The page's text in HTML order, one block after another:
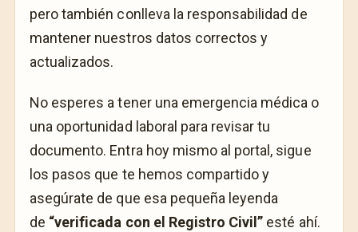
pero también conlleva la responsabilidad de
mantener nuestros datos correctos y
actualizados.
No esperes a tener una emergencia médica o
una oportunidad laboral para revisar tu
documento. Entra hoy mismo al portal, sigue
los pasos que te hemos compartido y
asegúrate de que esa pequeña leyenda
de “verificada con el Registro Civil” esté ahí.